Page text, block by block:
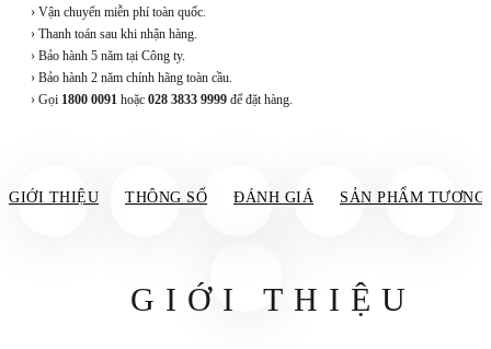
› Vận chuyển miễn phí toàn quốc.
› Thanh toán sau khi nhận hàng.
› Bảo hành 5 năm tại Công ty.
› Bảo hành 2 năm chính hãng toàn cầu.
› Gọi 1800 0091 hoặc 028 3833 9999 để đặt hàng.
GIỚI THIỆU THÔNG SỐ ĐÁNH GIÁ SẢN PHẨM TƯƠNG
GIỚI THIỆU